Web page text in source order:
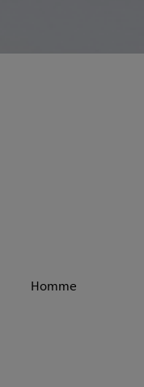
Homme